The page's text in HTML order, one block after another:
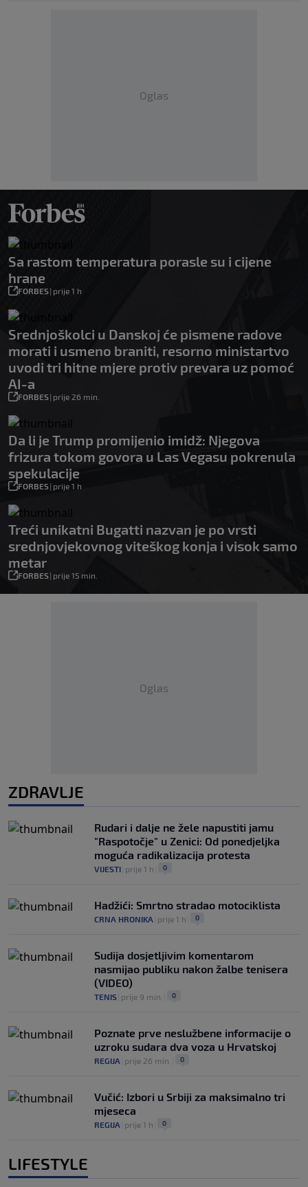
Oglas
Sa rastom temperatura porasle su i cijene
hrane
FORBES| prije 1 h
Srednjoškolci u Danskoj će pismene radove
morati i usmeno braniti, resorno ministartvo
uvodi tri hitne mjere protiv prevara uz pomoć
AI-a
FORBES| prije 26 min.
Da li je Trump promijenio imidž: Njegova
frizura tokom govora u Las Vegasu pokrenula
spekulacije
FORBES| prije 1 h
Treći unikatni Bugatti nazvan je po vrsti
srednjovjekovnog viteškog konja i visok samo
metar
FORBES| prije 15 min.
Oglas
ZDRAVLJE
Rudari i dalje ne žele napustiti jamu
"Raspotočje" u Zenici: Od ponedjeljka
moguća radikalizacija protesta
VIJESTI prije 1 h 0
Hadžići: Smrtno stradao motociklista
CRNA HRONIKA prije 1 h 0
Sudija dosjetljivim komentarom
nasmijao publiku nakon žalbe tenisera
(VIDEO)
TENIS prije 9 min. 0
Poznate prve neslužbene informacije o
uzroku sudara dva voza u Hrvatskoj
REGIJA prije 26 min. 0
Vučić: Izbori u Srbiji za maksimalno tri
mjeseca
REGIJA prije 1 h 0
LIFESTYLE